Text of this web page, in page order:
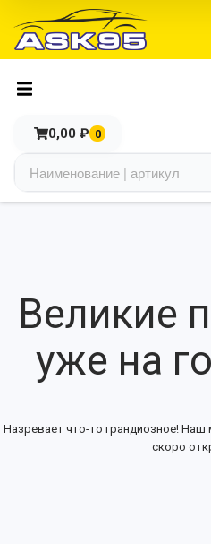
0,00 ₽ 0
Великие
уже на
Назревает что-то грандиозное! Наш
скоро